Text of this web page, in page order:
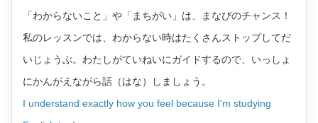
「わからないこと」や「まちがい」は、まなびのチャンス！
私のレッスンでは、わからない時はたくさんストップしてだ
いじょうぶ。わたしがていねいにガイドするので、いっしょ
にかんがえながら話（はな）しましょう。
I understand exactly how you feel because I'm studying